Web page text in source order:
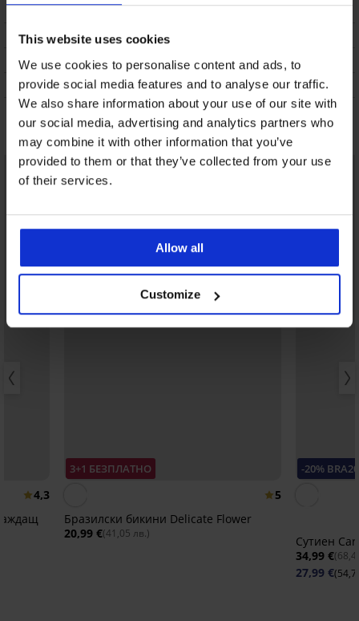
This website uses cookies
We use cookies to personalise content and ads, to
provide social media features and to analyse our traffic.
We also share information about your use of our site with
our social media, advertising and analytics partners who
may combine it with other information that you’ve
provided to them or that they’ve collected from your use
of their services.
Allow all
Customize
ОПИСАНИЕ
ТРАНСПОРТ И ПЛАЩАНЕ
СМЯНА
ПОДДРЪЖКА И ПРАНЕ
Може да ви хареса
4,3
3+1 БЕЗПЛАТНО
5
Бразилски бикини Delicate Flower
20,99 €(41,05 лв.)
-20% BRA20
Сутиен
34,99 €
27,99 €